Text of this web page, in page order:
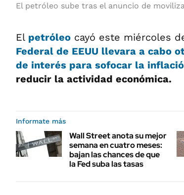
El petróleo sube tras el anuncio de
El petróleo cayó este miércoles
Federal de EEUU llevara a cabo
de interés para sofocar la
reducir la actividad económica.
Informate más
Wall Street anota su mejor
semana en cuatro meses:
bajan las chances de que
la Fed suba las tasas